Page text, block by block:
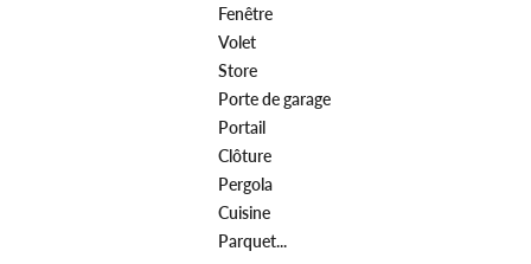
Fenêtre
Volet
Store
Porte de garage
Portail
Clôture
Pergola
Cuisine
Parquet...